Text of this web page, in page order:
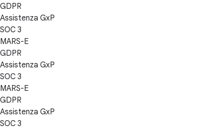
GDPR
Assistenza GxP
SOC 3
MARS-E
GDPR
Assistenza GxP
SOC 3
MARS-E
GDPR
Assistenza GxP
SOC 3